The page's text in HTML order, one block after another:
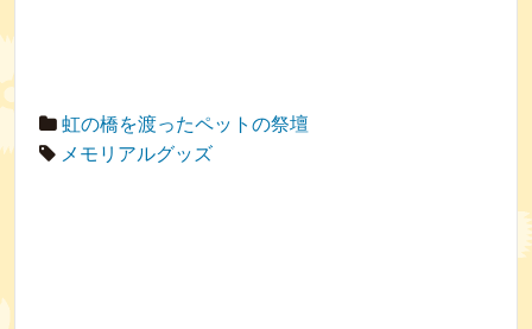
虹の橋を渡ったペットの祭壇
メモリアルグッズ